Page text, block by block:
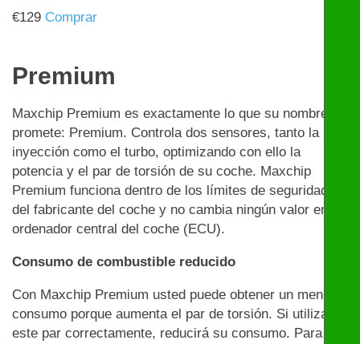
€129 Comprar
Premium
Maxchip Premium es exactamente lo que su nombre
promete: Premium. Controla dos sensores, tanto la
inyección como el turbo, optimizando con ello la
potencia y el par de torsión de su coche. Maxchip
Premium funciona dentro de los límites de seguridad
del fabricante del coche y no cambia ningún valor en el
ordenador central del coche (ECU).
Consumo de combustible reducido
Con Maxchip Premium usted puede obtener un menor
consumo porque aumenta el par de torsión. Si utiliza
este par correctamente, reducirá su consumo. Para